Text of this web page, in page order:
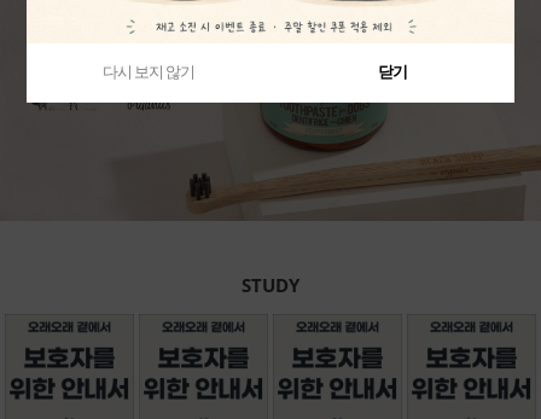
STUDY
다시 보지 않기 닫기
다시 보지 않기 닫기
다시 보지 않기 닫기